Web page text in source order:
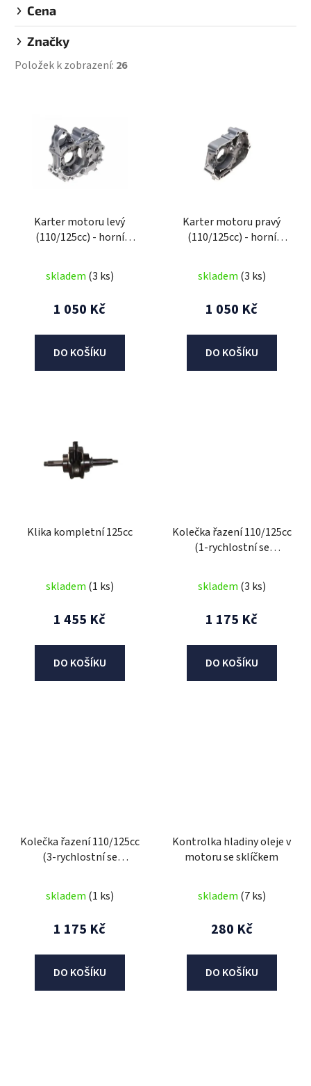
Cena
Značky
Položek k zobrazení: 26
Karter motoru levý
(110/125cc) - horní
skladem (3 ks)
1 050 Kč
DO KOŠÍKU
Karter motoru pravý
(110/125cc) - horní
skladem (3 ks)
1 050 Kč
DO KOŠÍKU
Klika kompletní 125cc
skladem (1 ks)
1 455 Kč
DO KOŠÍKU
Kolečka řazení 110/125cc
(1-rychlostní se
skladem (3 ks)
1 175 Kč
DO KOŠÍKU
Kolečka řazení 110/125cc
(3-rychlostní se
skladem (1 ks)
1 175 Kč
DO KOŠÍKU
Kontrolka hladiny oleje v
motoru se sklíčkem
skladem (7 ks)
280 Kč
DO KOŠÍKU